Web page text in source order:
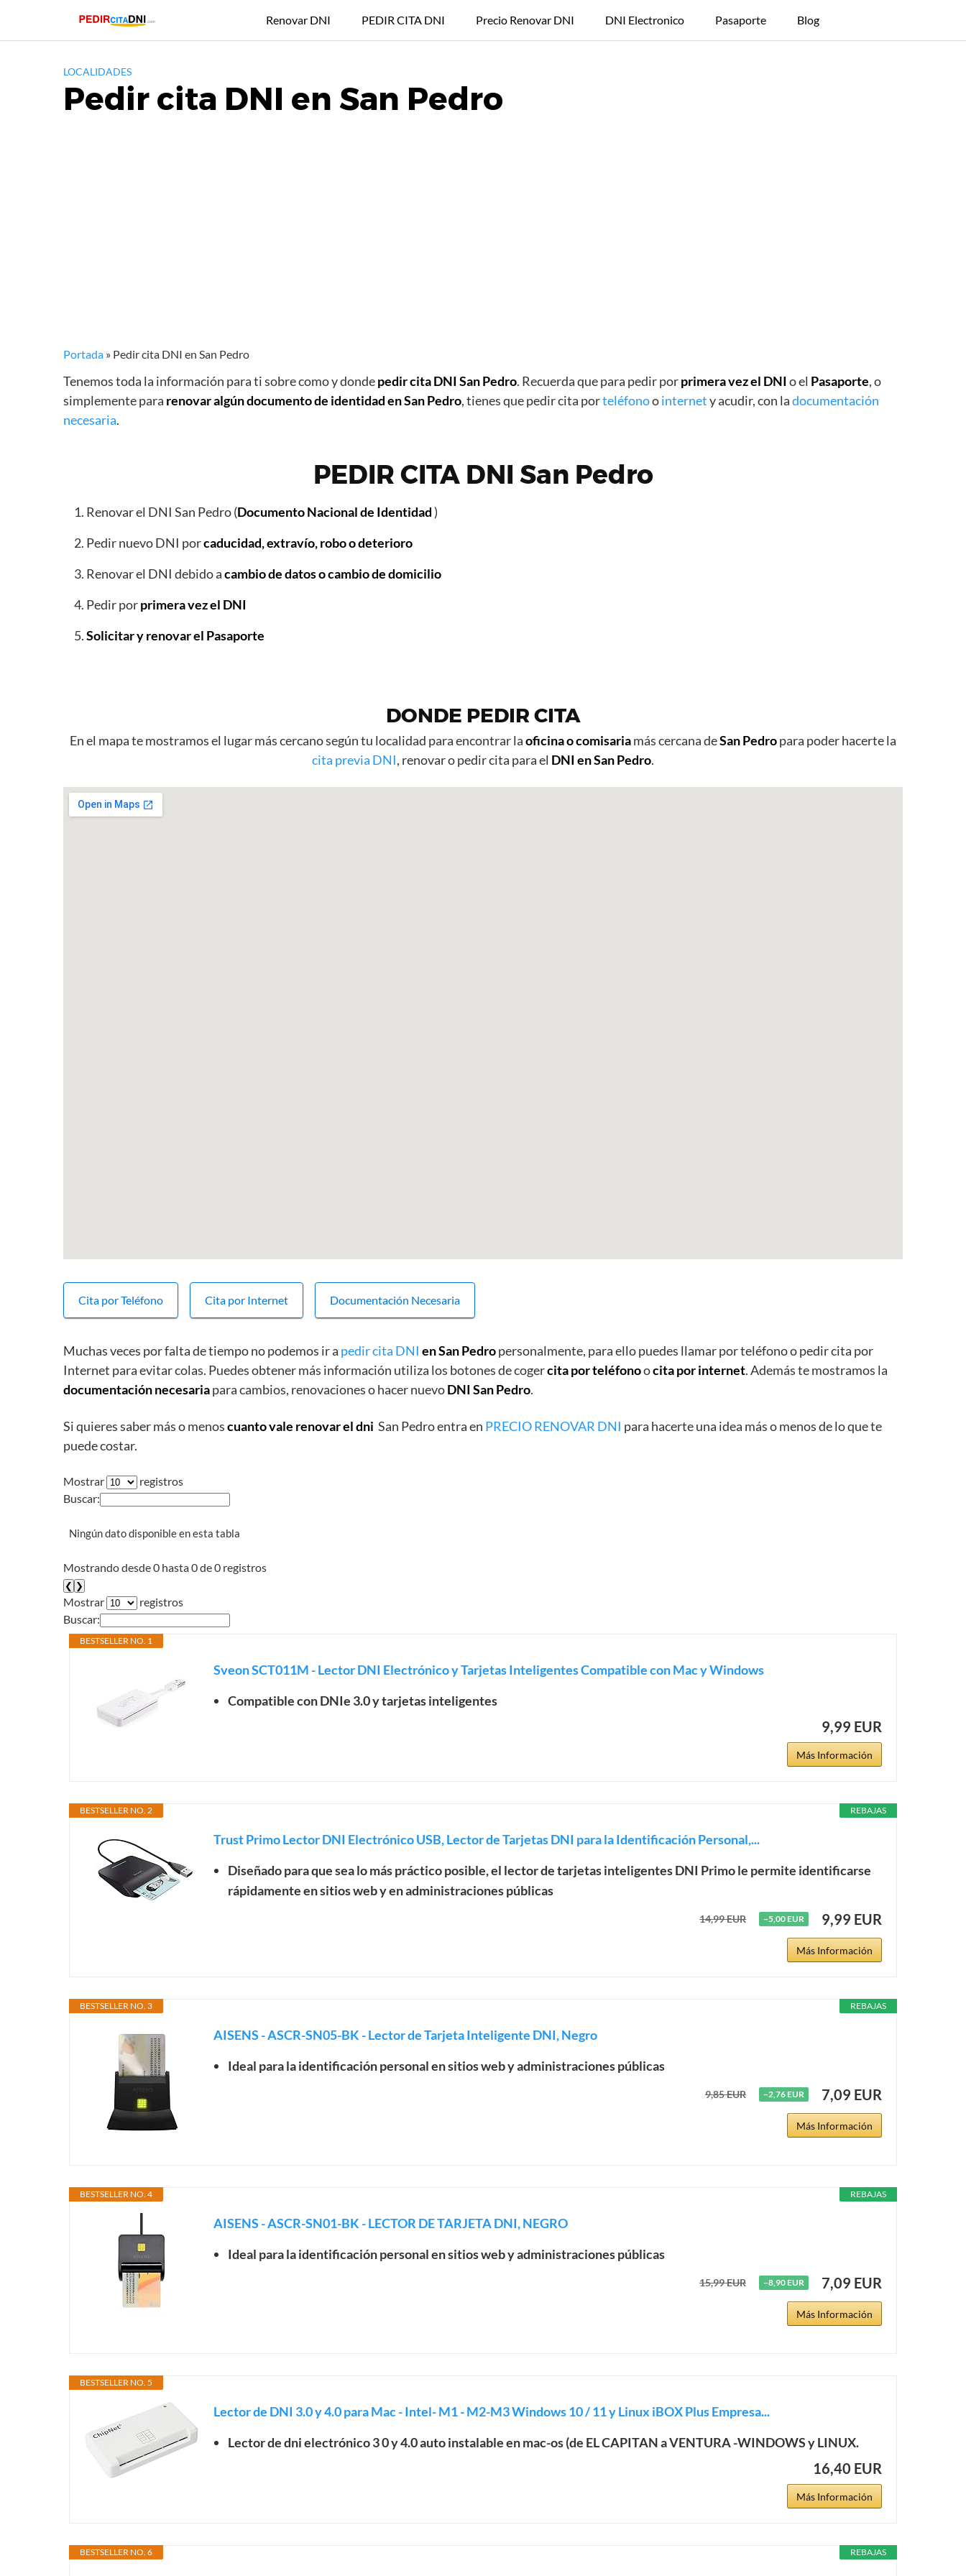
contenido
Renovar DNI PEDIR CITA DNI Precio Renovar DNI DNI Electronico Pasaporte Blog
LOCALIDADES
Pedir cita DNI en San Pedro
Portada » Pedir cita DNI en San Pedro
Tenemos toda la información para ti sobre como y dondepedir cita DNI San Pedro. Recuerda que para pedir porprimera vez el DNI o el Pasaporte, o
simplemente para renovar algún documento de identidaden San Pedro, tienes que pedir cita porteléfonoointernety acudir, con ladocumentación
necesaria.
PEDIR CITA DNI San Pedro
Renovar el DNI San Pedro (Documento Nacional de Identidad)
Pedir nuevo DNI porcaducidad, extravío, robo o deterioro
Renovar el DNI debido acambio de datos o cambio de domicilio
Pedir porprimera vez el DNI
Solicitar y renovar el Pasaporte
DONDE PEDIR CITA
En el mapa te mostramos el lugar más cercano según tu localidad para encontrar laoficina o comisariamás cercana deSan Pedropara poder hacerte la
cita previa DNI, renovar o pedir cita para el DNI en San Pedro.
Cita por Teléfono Cita por Internet Documentación Necesaria
Muchas veces por falta de tiempo no podemos ir a pedir cita DNI en San Pedropersonalmente, para ello puedes llamar por teléfono o pedir cita por
Internet para evitar colas. Puedes obtener más información utiliza los botones de cogercita por teléfonoocita por internet. Además te mostramos la
documentación necesariapara cambios, renovaciones o hacer nuevoDNI San Pedro.
Si quieres saber más o menoscuanto vale renovar el dni San Pedro entra en PRECIO RENOVAR DNI para hacerte una idea más o menos de lo que te
puede costar.
Mostrar
registros
Buscar:
Ningún dato disponible en esta tabla
Mostrando desde 0 hasta 0 de 0 registros
❮ ❯
Mostrar
registros
Buscar:
BESTSELLER NO. 1
Sveon SCT011M - Lector DNI Electrónico y Tarjetas Inteligentes Compatible con Mac y Windows
Compatible con DNIe 3.0 y tarjetas inteligentes
9,99 EUR
Más Información
REBAJAS
BESTSELLER NO. 2
Trust Primo Lector DNI Electrónico USB, Lector de Tarjetas DNI para la Identificación Personal,...
Diseñado para que sea lo más práctico posible, el lector de tarjetas inteligentes DNI Primo le permite identificarse
rápidamente en sitios web y en administraciones públicas
14,99 EUR −5,00 EUR 9,99 EUR
Más Información
REBAJAS
BESTSELLER NO. 3
AISENS - ASCR-SN05-BK - Lector de Tarjeta Inteligente DNI, Negro
Ideal para la identificación personal en sitios web y administraciones públicas
9,85 EUR −2,76 EUR 7,09 EUR
Más Información
REBAJAS
BESTSELLER NO. 4
AISENS - ASCR-SN01-BK - LECTOR DE TARJETA DNI, NEGRO
Ideal para la identificación personal en sitios web y administraciones públicas
15,99 EUR −8,90 EUR 7,09 EUR
Más Información
BESTSELLER NO. 5
Lector de DNI 3.0 y 4.0 para Mac - Intel- M1 - M2-M3 Windows 10 / 11 y Linux iBOX Plus Empresa...
Lector de dni electrónico 3 0 y 4.0 auto instalable en mac-os (de EL CAPITAN a VENTURA -WINDOWS y LINUX.
16,40 EUR
Más Información
REBAJAS
BESTSELLER NO. 6